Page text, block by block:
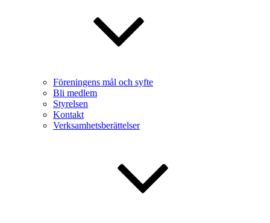
Föreningens mål och syfte
Bli medlem
Styrelsen
Kontakt
Verksamhetsberättelser